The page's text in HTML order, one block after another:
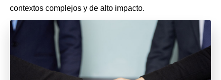
contextos complejos y de alto impacto.